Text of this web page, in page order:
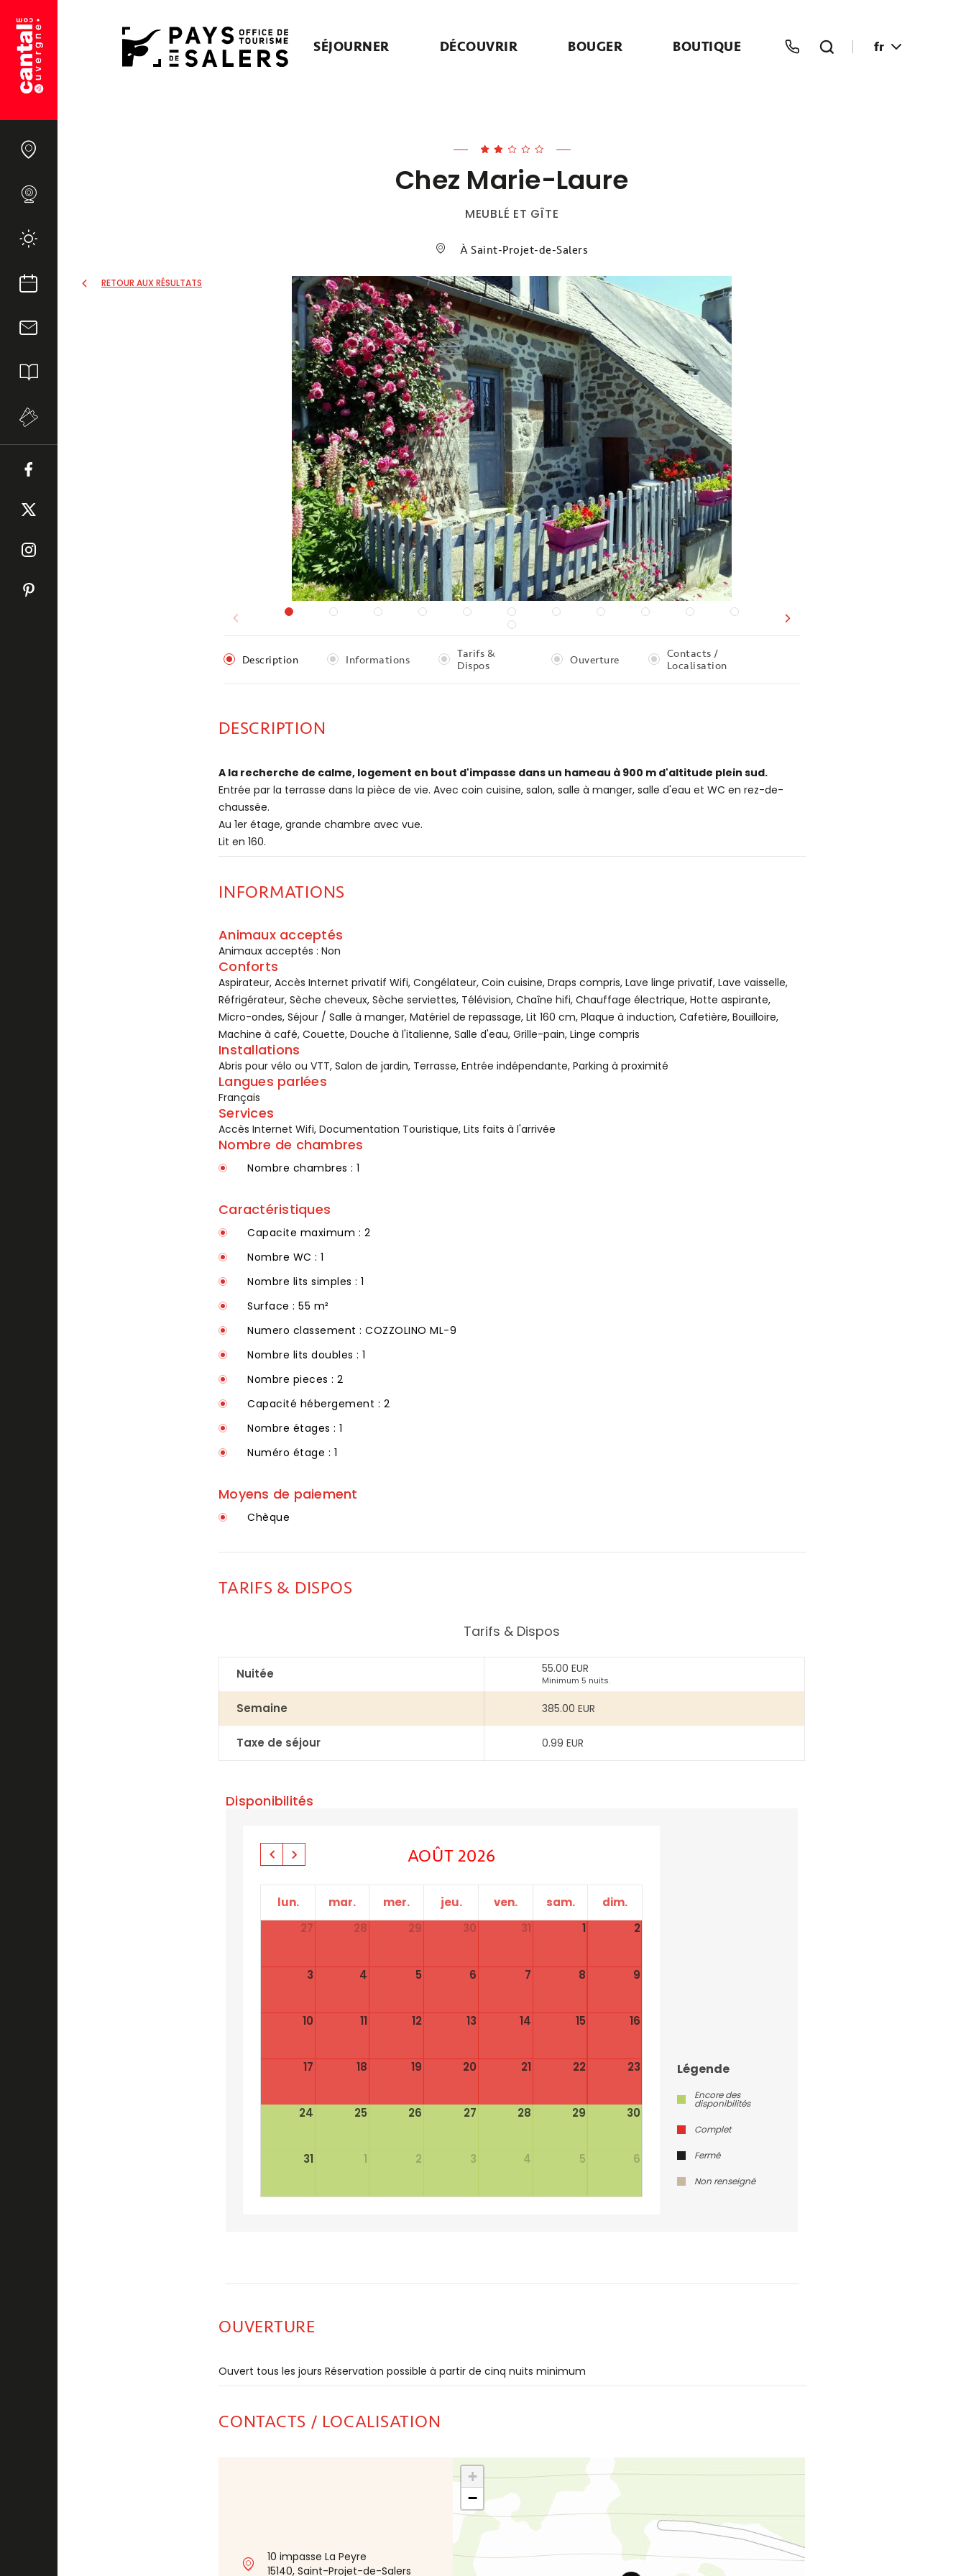
SÉJOURNER DÉCOUVRIR BOUGER BOUTIQUE fr
Chez Marie-Laure
MEUBLÉ ET GÎTE
À Saint-Projet-de-Salers
RETOUR AUX RÉSULTATS
Description Informations
Tarifs &
Dispos
Ouverture
Contacts /
Localisation
DESCRIPTION
A la recherche de calme, logement en bout d'impasse dans un hameau à 900 m d'altitude plein sud.
Entrée par la terrasse dans la pièce de vie. Avec coin cuisine, salon, salle à manger, salle d'eau et WC en rez-de-
chaussée.
Au 1er étage, grande chambre avec vue.
Lit en 160.
INFORMATIONS
Animaux acceptés
Animaux acceptés : Non
Conforts
Aspirateur, Accès Internet privatif Wifi, Congélateur, Coin cuisine, Draps compris, Lave linge privatif, Lave vaisselle,
Réfrigérateur, Sèche cheveux, Sèche serviettes, Télévision, Chaîne hifi, Chauffage électrique, Hotte aspirante,
Micro-ondes, Séjour / Salle à manger, Matériel de repassage, Lit 160 cm, Plaque à induction, Cafetière, Bouilloire,
Machine à café, Couette, Douche à l'italienne, Salle d'eau, Grille-pain, Linge compris
Installations
Abris pour vélo ou VTT, Salon de jardin, Terrasse, Entrée indépendante, Parking à proximité
Langues parlées
Français
Services
Accès Internet Wifi, Documentation Touristique, Lits faits à l'arrivée
Nombre de chambres
Nombre chambres : 1
Caractéristiques
Capacite maximum : 2
Nombre WC : 1
Nombre lits simples : 1
Surface : 55 m²
Numero classement : COZZOLINO ML-9
Nombre lits doubles : 1
Nombre pieces : 2
Capacité hébergement : 2
Nombre étages : 1
Numéro étage : 1
Moyens de paiement
Chèque
TARIFS & DISPOS
Tarifs & Dispos
Nuitée 55.00 EUR
Minimum 5 nuits.
Semaine 385.00 EUR
Taxe de séjour 0.99 EUR
Disponibilités
AOÛT 2026
lun. mar. mer. jeu. ven. sam.
dim.
27
28 29 30 31 1 2
3 4 5 6 7 8 9
10 11 12 13 14 15 16
17 18 19 20 21 22 23
24 25 26 27 28 29 30
31 1 2 3 4 5 6
Légende
Encore des
disponibilités
Complet
Fermé
Non renseigné
OUVERTURE
Ouvert tous les jours Réservation possible à partir de cinq nuits minimum
CONTACTS / LOCALISATION
10 impasse La Peyre
15140, Saint-Projet-de-Salers
+
−